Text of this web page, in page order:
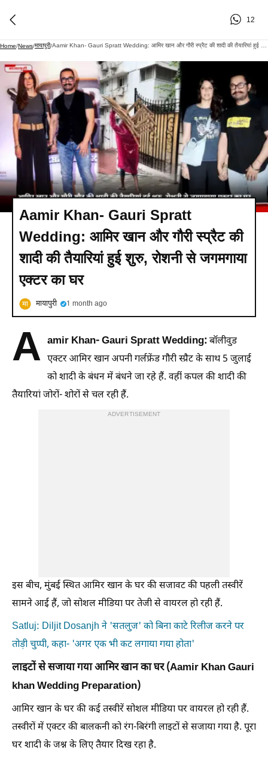
12
Home/News/मायापुरी/
Aamir Khan- Gauri Spratt
Wedding: आमिर खान और गौरी स्प्रैट की
शादी की तैयारियां हुई शुरु, रोशनी से जगमगाया
एक्टर का घर
मायापुरी 1 month ago
A amir Khan- Gauri Spratt Wedding:बॉलीवुड
एक्टर आमिर खान अपनी गर्लफ्रेंड गौरी स्प्रैट के साथ 5 जुलाई
को शादी के बंधन में बंधने जा रहे हैं. वहीं कपल की शादी की
तैयारियां जोरों- शोरों से चल रही हैं.
ADVERTISEMENT
इस बीच, मुंबई स्थित आमिर खान के घर की सजावट की पहली तस्वीरें
सामने आई हैं, जो सोशल मीडिया पर तेजी से वायरल हो रही हैं.
Satluj: Diljit Dosanjh ने 'सतलुज' को बिना काटे रिलीज करने पर
तोड़ी चुप्पी, कहा- 'अगर एक भी कट लगाया गया होता'
लाइटों से सजाया गया आमिर खान का घर (Aamir Khan Gauri
khan Wedding Preparation)
आमिर खान के घर की कई तस्वीरें सोशल मीडिया पर वायरल हो रही हैं.
तस्वीरों में एक्टर की बालकनी को रंग-बिरंगी लाइटों से सजाया गया है. पूरा
घर शादी के जश्न के लिए तैयार दिख रहा है.